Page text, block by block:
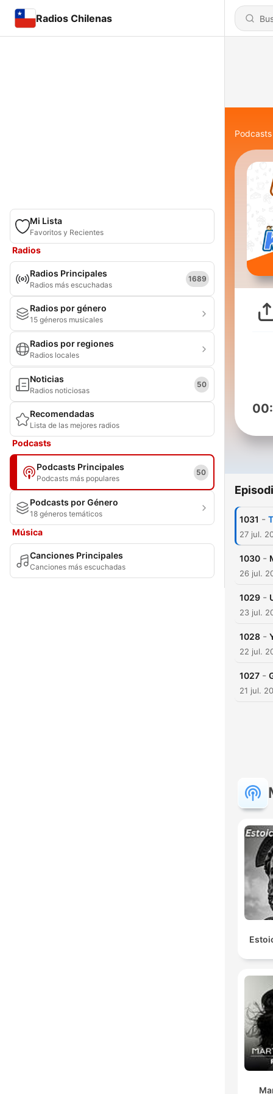
Radios Chilenas
Mi Lista
Favoritos y Recientes
Radios
Radios Principales
Radios más escuchadas
1689
Radios por género
15 géneros musicales
Radios por regiones
Radios locales
Noticias
Radios noticiosas
50
Recomendadas
Lista de las mejores radios
Podcasts
Podcasts Principales
Podcasts más populares
50
Podcasts por Género
18 géneros temáticos
Música
Canciones Principales
Canciones más escuchadas
Podcasts
1031 -
27 jul.
1030 -
26 jul.
1029 -
23 jul.
1028 -
22 jul.
1027 -
21 jul.